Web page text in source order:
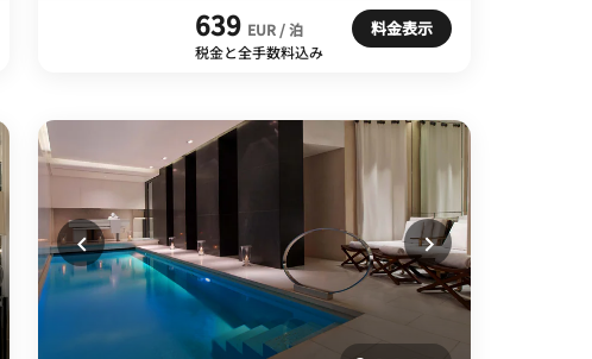
639 EUR / 泊
税金と全手数料込み
料金表示